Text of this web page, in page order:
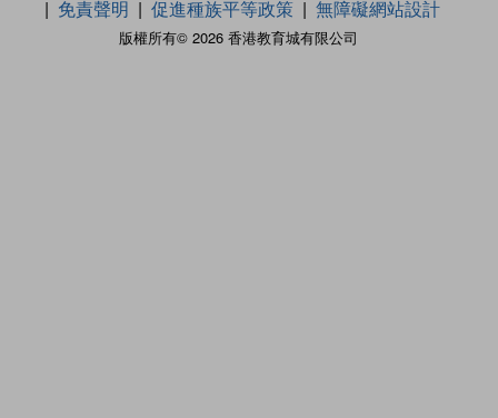
版權所有© 2026 香港教育城有限公司
免責聲明
促進種族平等政策 無障礙網站設計